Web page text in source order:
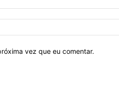
vez que eu comentar.